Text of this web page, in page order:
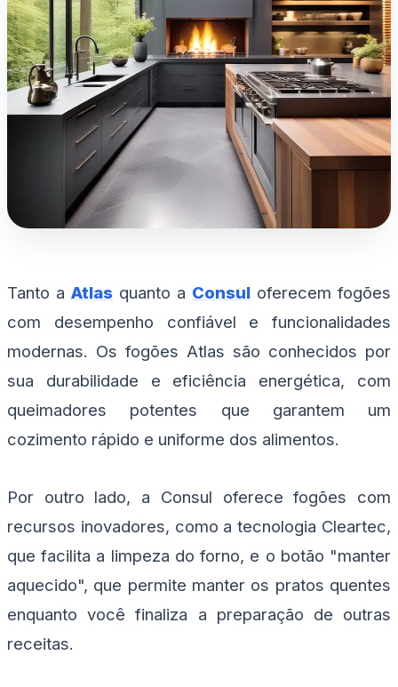
Tanto a Atlas quanto a Consul oferecem fogões
com desempenho confiável e funcionalidades
modernas. Os fogões Atlas são conhecidos por
sua durabilidade e eficiência energética, com
queimadores potentes que garantem um
cozimento rápido e uniforme dos alimentos.
Por outro lado, a Consul oferece fogões com
recursos inovadores, como a tecnologia Cleartec,
que facilita a limpeza do forno, e o botão "manter
aquecido", que permite manter os pratos quentes
enquanto você finaliza a preparação de outras
receitas.